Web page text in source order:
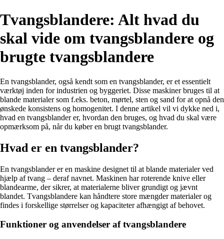
Tvangsblandere: Alt hvad du
skal vide om tvangsblandere og
brugte tvangsblandere
En tvangsblander, også kendt som en tvangsblander, er et essentielt
værktøj inden for industrien og byggeriet. Disse maskiner bruges til at
blande materialer som f.eks. beton, mørtel, sten og sand for at opnå den
ønskede konsistens og homogenitet. I denne artikel vil vi dykke ned i,
hvad en tvangsblander er, hvordan den bruges, og hvad du skal være
opmærksom på, når du køber en brugt tvangsblander.
Hvad er en tvangsblander?
En tvangsblander er en maskine designet til at blande materialer ved
hjælp af tvang – deraf navnet. Maskinen har roterende knive eller
blandearme, der sikrer, at materialerne bliver grundigt og jævnt
blandet. Tvangsblandere kan håndtere store mængder materialer og
findes i forskellige størrelser og kapaciteter afhængigt af behovet.
Funktioner og anvendelser af tvangsblandere